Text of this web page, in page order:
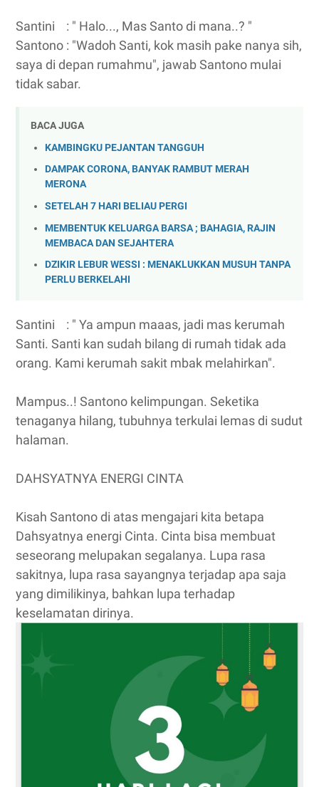
Santini : " Halo..., Mas Santo di mana..? "
Santono : "Wadoh Santi, kok masih pake nanya sih,
saya di depan rumahmu", jawab Santono mulai
tidak sabar.
BACA JUGA
KAMBINGKU PEJANTAN TANGGUH
DAMPAK CORONA, BANYAK RAMBUT MERAH
MERONA
SETELAH 7 HARI BELIAU PERGI
MEMBENTUK KELUARGA BARSA ; BAHAGIA, RAJIN
MEMBACA DAN SEJAHTERA
DZIKIR LEBUR WESSI : MENAKLUKKAN MUSUH TANPA
PERLU BERKELAHI
Santini : " Ya ampun maaas, jadi mas kerumah
Santi. Santi kan sudah bilang di rumah tidak ada
orang. Kami kerumah sakit mbak melahirkan".
Mampus..! Santono kelimpungan. Seketika
tenaganya hilang, tubuhnya terkulai lemas di sudut
halaman.
DAHSYATNYA ENERGI CINTA
Kisah Santono di atas mengajari kita betapa
Dahsyatnya energi Cinta. Cinta bisa membuat
seseorang melupakan segalanya. Lupa rasa
sakitnya, lupa rasa sayangnya terjadap apa saja
yang dimilikinya, bahkan lupa terhadap
keselamatan dirinya.